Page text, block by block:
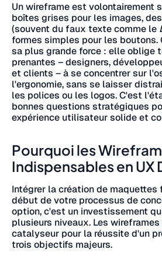
Un wireframe est volontairement
boîtes grises pour les images,
(souvent du faux texte comme le
formes simples pour les
sa plus grande force : elle oblige
prenantes – designers,
et clients – à se concentrer sur
l'ergonomie, sans se laisser
les polices ou les logos. C'est
bonnes questions stratégiques
expérience utilisateur solide et
Pourquoi les
Indispensables en UX
Intégrer la création de
début de votre processus de
option, c'est un investissement
plusieurs niveaux. Les
catalyseur pour la réussite d'un
trois objectifs majeurs.